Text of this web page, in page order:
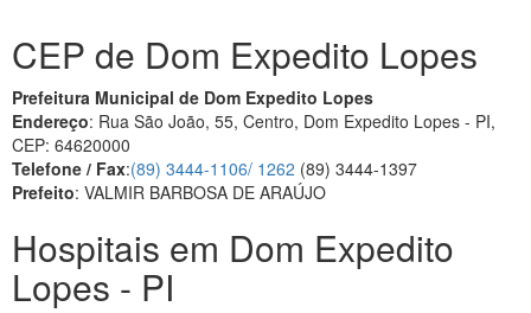
CEP de Dom Expedito Lopes
Prefeitura Municipal de Dom Expedito Lopes
Endereço: Rua São João, 55, Centro, Dom Expedito Lopes - PI,
CEP: 64620000
Telefone / Fax:(89) 3444-1106/ 1262 (89) 3444-1397
Prefeito: VALMIR BARBOSA DE ARAÚJO
Hospitais em Dom Expedito
Lopes - PI